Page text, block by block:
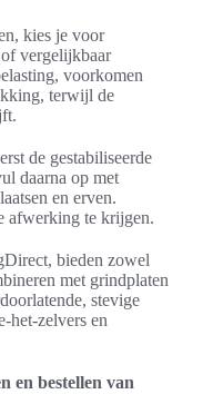
kies je voor
vergelijkbaar
voorkomen
terwijl de
de gestabiliseerde
daarna op met
en erven.
afwerking te krijgen.
bieden zowel
met grindplaten
stevige
het-zelvers en
en bestellen van